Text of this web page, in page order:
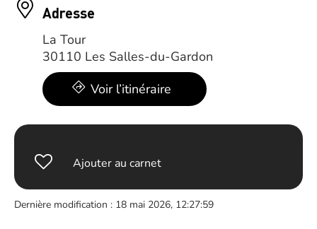
Adresse
La Tour
30110 Les Salles-du-Gardon
Voir l’itinéraire
Ajouter au carnet
Dernière modification : 18 mai 2026, 12:27:59